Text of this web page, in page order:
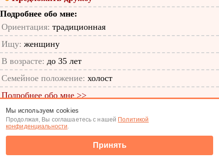
Подробнее обо мне:
Ориентация: традиционная
Ищу: женщину
В возрасте: до 35 лет
Семейное положение: холост
Подробнее обо мне >>
ID анкеты: 48430984
Знакомства|Поиск анкет
Мы используем cookies
Продолжая, Вы соглашаетесь с нашей Политикой
конфиденциальности.
Принять